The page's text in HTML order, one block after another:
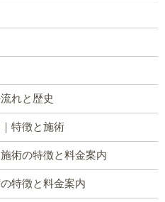
れと歴史
特徴と施術
術の特徴と料金案内
特徴と料金案内